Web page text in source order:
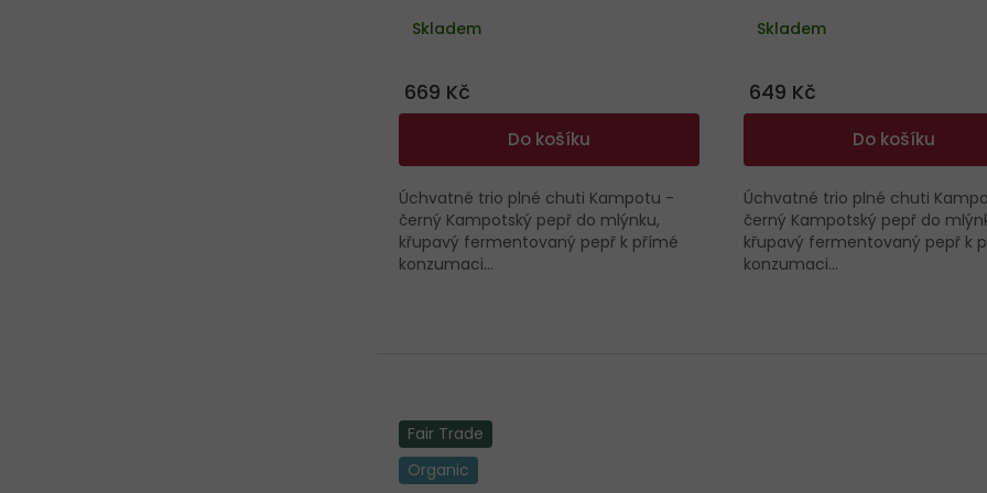
Skladem
669 Kč
Do košíku
Úchvatné trio plné chuti Kampotu -
černý Kampotský pepř do mlýnku,
křupavý fermentovaný pepř k přímé
konzumaci...
Skladem
649 Kč
Do košíku
Úchvatné trio plné chuti
černý Kampotský pepř do
křupavý fermentovaný pepř k
konzumaci...
Fair Trade
Organic